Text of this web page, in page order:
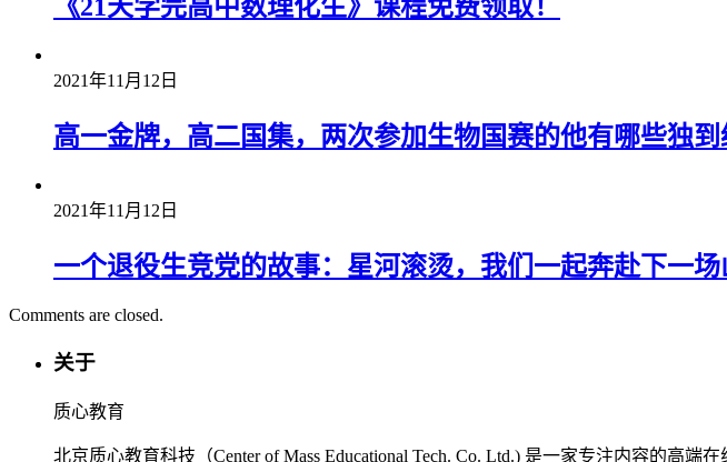
《21天学完高中数理化生》课程免费领取！
2021年11月12日
高一金牌，高二国集，两次参加生物国赛的他有哪些独到
2021年11月12日
一个退役生竞党的故事：星河滚烫，我们一起奔赴下一场
Comments are closed.
关于
质心教育
北京质心教育科技（Center of Mass Educational Tech. Co. Ltd.) 是一家专注内容的高